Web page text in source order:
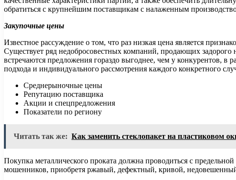
обратиться с крупнейшим поставщикам с налаженным
Закупочные цены
Известное рассуждение о том, что раз низкая цена является
Существует ряд недобросовестных компаний, продающих
встречаются предложения гораздо выгоднее, чем у конкурентов,
подхода и индивидуального рассмотрения каждого конкретного
Среднерыночные цены
Репутацию поставщика
Акции и спецпредложения
Показатели по региону
Читать так же: Как заменить стеклопакет на пластиковом
Покупка металлического проката должна проводиться с
мошенников, приобретя ржавый, дефектный, кривой,